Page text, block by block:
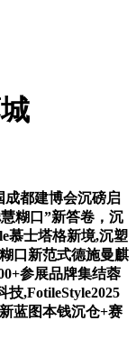
都建博会沉磅启
糊口”新答卷，沉
慕士塔格新境,沉塑
口新范式德施曼麒
参展品牌集结蓉
,FotileStyle2025
蓝图本钱沉仓+赛